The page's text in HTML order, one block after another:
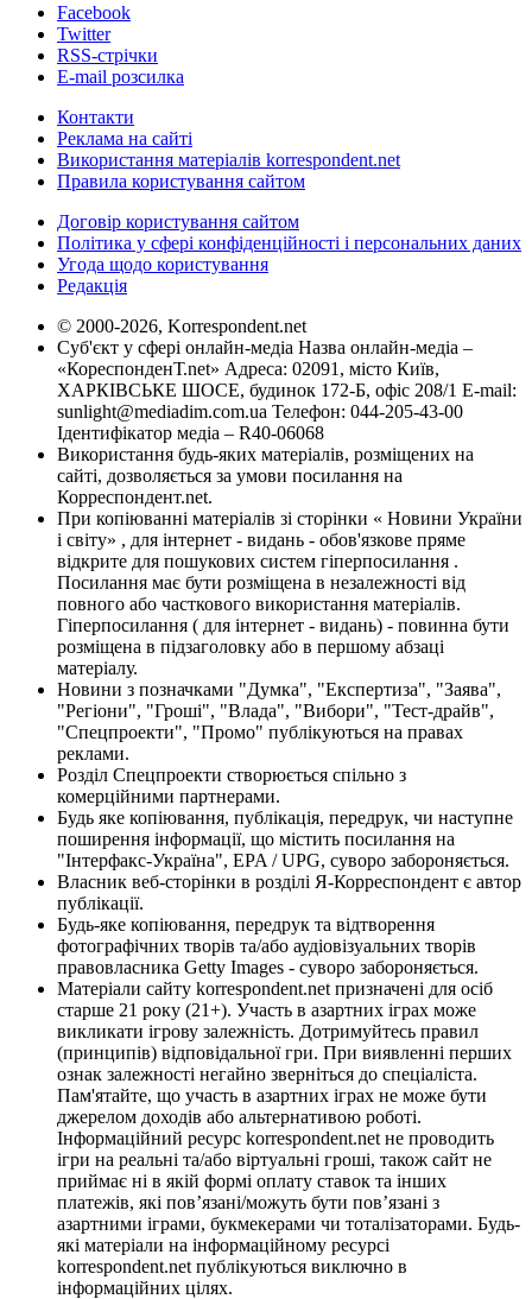
Facebook
Twitter
RSS-стрічки
E-mail розсилка
Контакти
Реклама на сайті
Використання матеріалів korrespondent.net
Правила користування сайтом
Договір користування сайтом
Політика у сфері конфіденційності і персональних даних
Угода щодо користування
Редакція
© 2000-2026, Korrespondent.net
Суб'єкт у сфері онлайн-медіа Назва онлайн-медіа –
«КореспонденТ.net» Адреса: 02091, місто Київ,
ХАРКІВСЬКЕ ШОСЕ, будинок 172-Б, офіс 208/1 E-mail:
sunlight@mediadim.com.ua Телефон: 044-205-43-00
Ідентифікатор медіа – R40-06068
Використання будь-яких матеріалів, розміщених на
сайті, дозволяється за умови посилання на
Корреспондент.net.
При копіюванні матеріалів зі сторінки « Новини України
і світу» , для інтернет - видань - обов'язкове пряме
відкрите для пошукових систем гіперпосилання .
Посилання має бути розміщена в незалежності від
повного або часткового використання матеріалів.
Гіперпосилання ( для інтернет - видань) - повинна бути
розміщена в підзаголовку або в першому абзаці
матеріалу.
Новини з позначками "Думка", "Експертиза", "Заява",
"Регіони", "Гроші", "Влада", "Вибори", "Тест-драйв",
"Спецпроекти", "Промо" публікуються на правах
реклами.
Розділ Спецпроекти створюється спільно з
комерційними партнерами.
Будь яке копіювання, публікація, передрук, чи наступне
поширення інформації, що містить посилання на
"Інтерфакс-Україна", EPA / UPG, суворо забороняється.
Власник веб-сторінки в розділі Я-Корреспондент є автор
публікації.
Будь-яке копіювання, передрук та відтворення
фотографічних творів та/або аудіовізуальних творів
правовласника Getty Images - суворо забороняється.
Матеріали сайту korrespondent.net призначені для осіб
старше 21 року (21+). Участь в азартних іграх може
викликати ігрову залежність. Дотримуйтесь правил
(принципів) відповідальної гри. При виявленні перших
ознак залежності негайно зверніться до спеціаліста.
Пам'ятайте, що участь в азартних іграх не може бути
джерелом доходів або альтернативою роботі.
Інформаційний ресурс korrespondent.net не проводить
ігри на реальні та/або віртуальні гроші, також сайт не
приймає ні в якій формі оплату ставок та інших
платежів, які пов’язані/можуть бути пов’язані з
азартними іграми, букмекерами чи тоталізаторами. Будь-
які матеріали на інформаційному ресурсі
korrespondent.net публікуються виключно в
інформаційних цілях.